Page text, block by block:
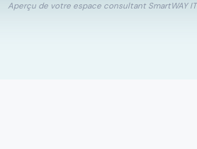
Aperçu de votre espace consultant SmartWAY IT